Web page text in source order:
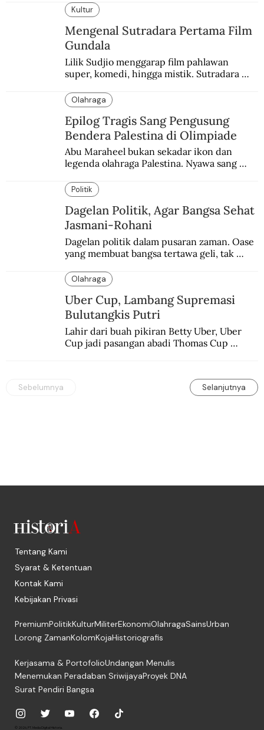
ketegangan antara orang Yahudi dan
penduduk Arab.
Kultur
Mengenal Sutradara Pertama Film
Gundala
Lilik Sudjio menggarap film pahlawan
super, komedi, hingga mistik. Sutradara
Olahraga
Epilog Tragis Sang Pengusung
Bendera Palestina di Olimpiade
Abu Maraheel bukan sekadar ikon dan
legenda olahraga Palestina. Nyawa sang
memblokade Rafah.
Politik
Dagelan Politik, Agar Bangsa Sehat
Jasmani-Rohani
Dagelan politik dalam pusaran zaman. Oase
yang membuat bangsa tertawa geli, tak
Olahraga
Uber Cup, Lambang Supremasi
Bulutangkis Putri
Lahir dari buah pikiran Betty Uber, Uber
Cup jadi pasangan abadi Thomas Cup
Sebelumnya Selanjutnya
Tentang Kami
Syarat & Ketentuan
Kontak Kami
Kebijakan Privasi
PremiumPolitikKulturMiliterEkonomiOlahragaSainsUrban
Lorong ZamanKolomKojaHistoriografis
Kerjasama & PortofolioUndangan Menulis
Menemukan Peradaban SriwijayaProyek DNA
Surat Pendiri Bangsa
© 2026, PT. Media Digital Historia.